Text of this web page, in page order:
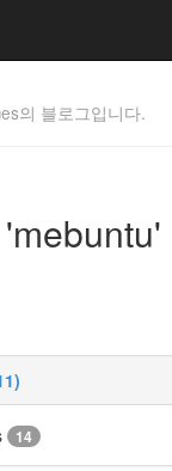
의 블로그입니다.
14